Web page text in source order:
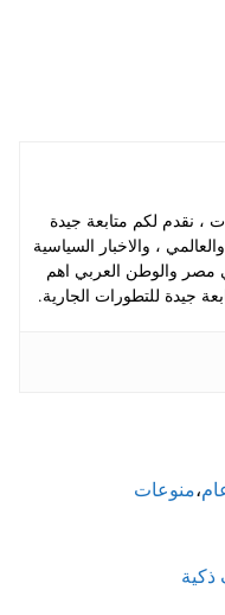
نقدم لكم متابعة جيدة
، والاخبار السياسية
مصر والوطن العربي اهم
جيدة للتطورات الجارية.
،منوعات
ذكية